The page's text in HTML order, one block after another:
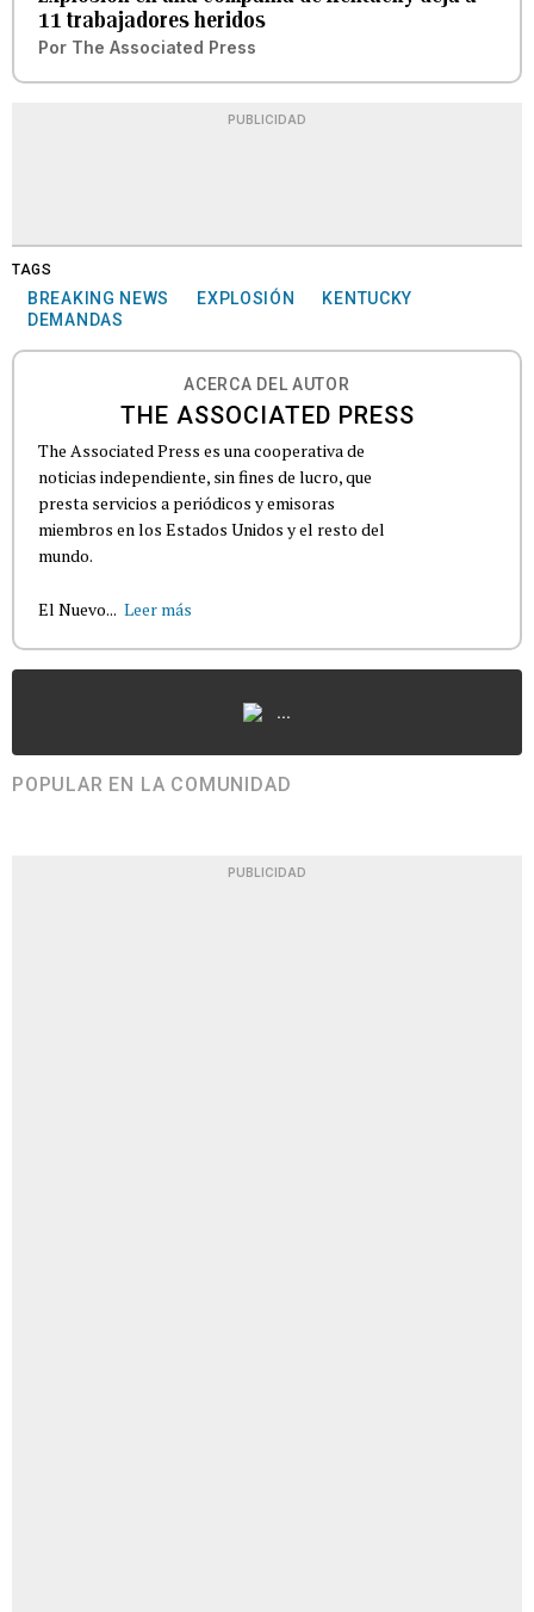
11 trabajadores heridos
Por The Associated Press
PUBLICIDAD
TAGS
BREAKING NEWS EXPLOSIÓN
KENTUCKY
DEMANDAS
ACERCA DEL AUTOR
THE ASSOCIATED PRESS
The Associated Press es una cooperativa de
noticias independiente, sin fines de lucro, que
presta servicios a periódicos y emisoras
miembros en los Estados Unidos y el resto del
mundo.
El Nuevo... Leer más
...
POPULAR EN LA COMUNIDAD
PUBLICIDAD